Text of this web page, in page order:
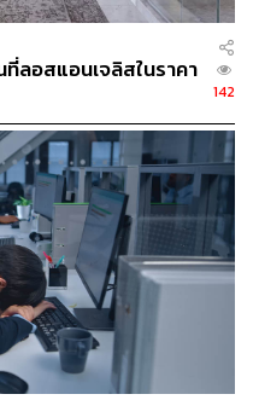
ลอสแอนเจลิสในราคา
142